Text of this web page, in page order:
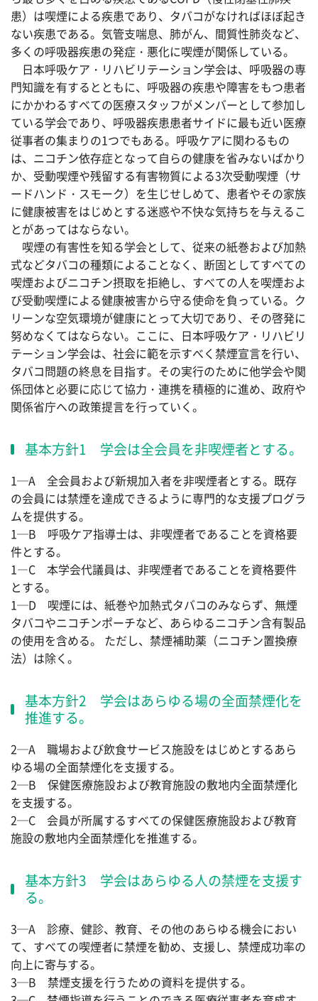
患）は喫煙による疾患であり、タバコがなければほぼ起き
ない疾患である。気管支喘息、肺がん、間質性肺炎など、
多くの呼吸器疾患の発症・悪化に喫煙が関係している。
日本呼吸ケア・リハビリテーション学会は、呼吸器の専
門知識を有するとともに、呼吸器の疾患や障害をもつ患者
にかかわるすべての医療スタッフがメンバーとして参加し
ている学会であり、呼吸器疾患患者サイドに最も近い医療
従事者の集まりの1つでもある。呼吸ケアに関わるもの
は、ニコチン依存症となって自らの健康を省みないばかり
か、受動喫煙や残留する有害物質による3次受動喫煙（サ
ードハンド・スモーク）を生じせしめて、患者やその家族
に健康被害をはじめとする迷惑や不快な気持ちを与えるこ
とがあってはならない。
喫煙の有害性を知る学会として、従来の紙巻および加熱
式などタバコの種類によることなく、断固としてすべての
喫煙およびニコチン摂取を拒絶し、すべての人を喫煙およ
び受動喫煙による健康被害から守る使命を負っている。ク
リーンな空気環境が健康にとって大切であり、その啓発に
努めなくてはならない。ここに、日本呼吸ケア・リハビリ
テーション学会は、社会に範を示すべく禁煙宣言を行い、
タバコ問題の終息を目指す。その実行のために他学会や関
係団体と必要に応じて協力・連携を積極的に進め、政府や
関係省庁への政策提言を行っていく。
基本方針1 学会は全会員を非喫煙者とする。
1─A 全会員および新規加入者を非喫煙者とする。既存
の会員には禁煙を達成できるように専門的な支援プログラ
ムを提供する。
1─B 呼吸ケア指導士は、非喫煙者であることを資格要
件とする。
1―C 本学会代議員は、非喫煙者であることを資格要件
とする。
1─D 喫煙には、紙巻や加熱式タバコのみならず、無煙
タバコやニコチンポーチなど、あらゆるニコチン含有製品
の使用を含める。 ただし、禁煙補助薬（ニコチン置換療
法）は除く。
基本方針2 学会はあらゆる場の全面禁煙化を
推進する。
2─A 職場および飲食サービス施設をはじめとするあら
ゆる場の全面禁煙化を支援する。
2─B 保健医療施設および教育施設の敷地内全面禁煙化
を支援する。
2─C 会員が所属するすべての保健医療施設および教育
施設の敷地内全面禁煙化を推進する。
基本方針3 学会はあらゆる人の禁煙を支援す
る。
3─A 診療、健診、教育、その他のあらゆる機会におい
て、すべての喫煙者に禁煙を勧め、支援し、禁煙成功率の
向上に寄与する。
3─B 禁煙支援を行うための資料を提供する。